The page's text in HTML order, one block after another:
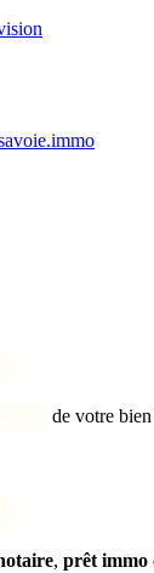
de votre
, prêt immo